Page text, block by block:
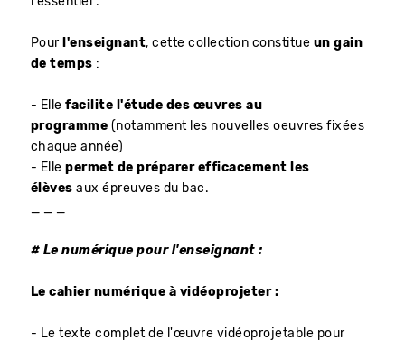
Pour l'enseignant, cette collection constitue un gain
de temps :
- Ellefacilite l'étude des œuvres au
programme (notamment les nouvelles oeuvres fixées
chaque année)
- Elle permet de préparer efficacement les
élèves aux épreuves du bac.
# Le numérique pour l'enseignant :
Le cahier numérique à vidéoprojeter :
- Le texte complet de l'œuvre vidéoprojetable pour